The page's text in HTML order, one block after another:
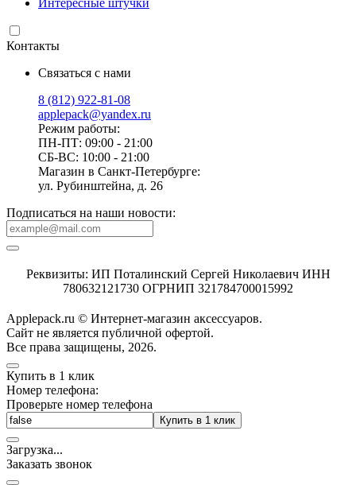
Интересные штучки
Контакты
Связаться с нами
8 (812) 922-81-08
applepack@yandex.ru
Режим работы:
ПН-ПТ: 09:00 - 21:00
СБ-ВС: 10:00 - 21:00
Магазин в Санкт-Петербурге:
ул. Рубинштейна, д. 26
Подписаться на наши новости:
Реквизиты: ИП Поталинский Сергей Николаевич ИНН
780632121730 ОГРНИП 321784700015992
Applepack.ru © Интернет-магазин аксессуаров.
Cайт не является публичной офертой.
Все права защищены, 2026.
Купить в 1 клик
Номер телефона:
Проверьте номер телефона
Купить в 1 клик
Загрузка...
Заказать звонок